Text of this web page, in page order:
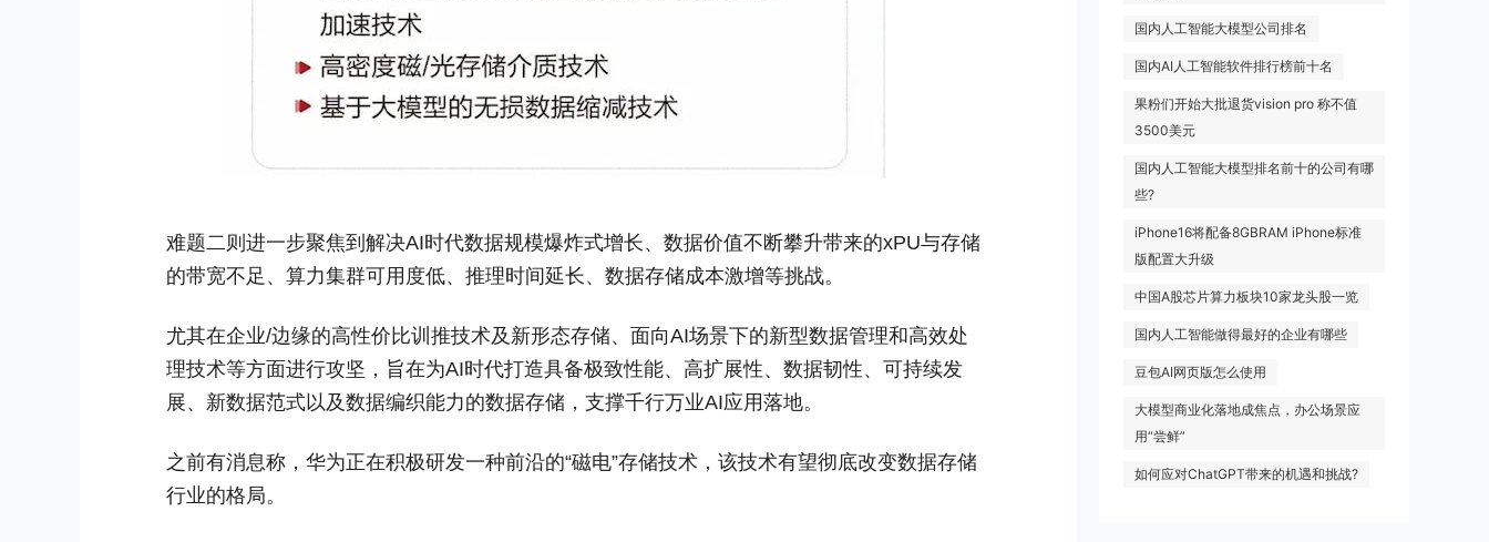
国内人工智能大模型公司排名
国内AI人工智能软件排行榜前十名
果粉们开始大批退货vision pro 称不值
3500美元
国内人工智能大模型排名前十的公司有哪
些?
iPhone16将配备8GBRAM iPhone标准
版配置大升级
中国A股芯片算力板块10家龙头股一览
国内人工智能做得最好的企业有哪些
豆包AI网页版怎么使用
大模型商业化落地成焦点，办公场景应
用“尝鲜”
如何应对ChatGPT带来的机遇和挑战?
难题二则进一步聚焦到解决AI时代数据规模爆炸式增长、数据价值不断攀升带来的xPU与存储
的带宽不足、算力集群可用度低、推理时间延长、数据存储成本激增等挑战。
尤其在企业/边缘的高性价比训推技术及新形态存储、面向AI场景下的新型数据管理和高效处
理技术等方面进行攻坚，旨在为AI时代打造具备极致性能、高扩展性、数据韧性、可持续发
展、新数据范式以及数据编织能力的数据存储，支撑千行万业AI应用落地。
之前有消息称，华为正在积极研发一种前沿的“磁电”存储技术，该技术有望彻底改变数据存储
行业的格局。